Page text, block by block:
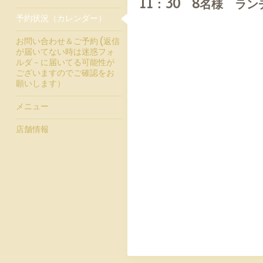
11：30 8名様 ラン
予約状況（カレンダー）
お問い合わせ＆ご予約 (返信
が届いてない時は迷惑フォ
ルダ－に届いてる可能性が
ございますのでご確認をお
願いします）
メニュー
店舗情報